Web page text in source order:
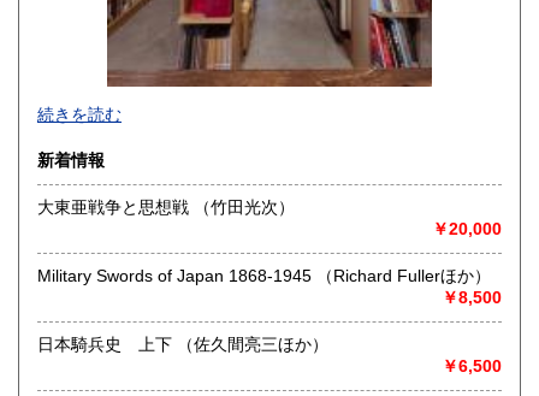
軍事・戦争に関する書籍・資料を蒐集、販売しています。
軍事・戦争について、深く知りたい方々のお役に立てればと
思っております。
お気軽にご注文・お問い合わせください。
沿線名：東京メトロ半蔵門線・都営地下鉄新宿線・都営地下
最寄駅：神保町駅
営業時間：12時頃～決まっていません(大体18時半頃) (業務
定休日：毎週日曜日・年末年始・夏季休業・不定休
続きを読む
新着情報
大東亜戦争と思想戦 （竹田光次）
￥20,000
Military Swords of Japan 1868-1945 （Richard Fullerほか）
￥8,500
日本騎兵史 上下 （佐久間亮三ほか）
￥6,500